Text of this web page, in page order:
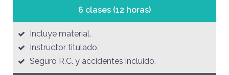
6 clases (12 horas)
Incluye material.
Instructor titulado.
Seguro R.C. y accidentes incluido.